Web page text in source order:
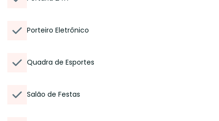
Porteiro Eletrônico
Quadra de Esportes
Salão de Festas